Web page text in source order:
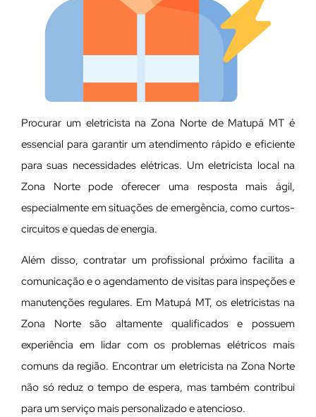
Procurar um eletricista na Zona Norte de Matupá MT é
essencial para garantir um atendimento rápido e eficiente
para suas necessidades elétricas. Um eletricista local na
Zona Norte pode oferecer uma resposta mais ágil,
especialmente em situações de emergência, como curtos-
circuitos e quedas de energia.
Além disso, contratar um profissional próximo facilita a
comunicação e o agendamento de visitas para inspeções e
manutenções regulares. Em Matupá MT, os eletricistas na
Zona Norte são altamente qualificados e possuem
experiência em lidar com os problemas elétricos mais
comuns da região. Encontrar um eletricista na Zona Norte
não só reduz o tempo de espera, mas também contribui
para um serviço mais personalizado e atencioso.